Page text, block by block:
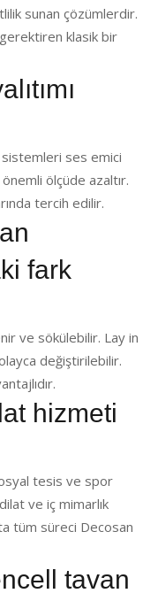
sunan çözümlerdir.
klasik bir
ses emici
önemli ölçüde azaltır.
tercih edilir.
fark
ve sökülebilir. Lay in
değiştirilebilir.
hizmeti
tesis ve spor
ve iç mimarlık
tüm süreci Decosan
tavan